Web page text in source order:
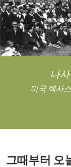
나
미국 텍사
그때부터 오